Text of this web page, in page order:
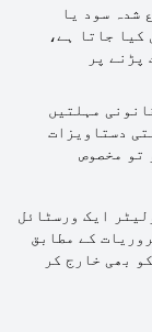
شدہ سود یا
جاتا ہے،
پر
مہلتیں
دستاویزات
تو مخصوص
ایک ورسٹائل
کے مطابق
بھی خارج کر